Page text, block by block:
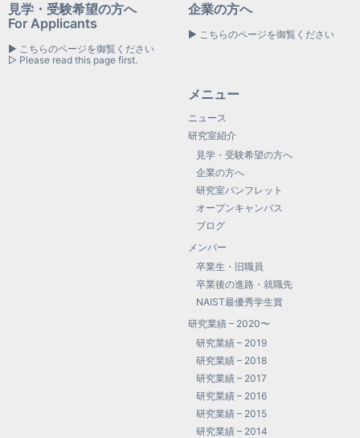
見学・受験希望の方へ
For Applicants
▶ こちらのページを御覧ください
▷ Please read this page first.
企業の方へ
▶ こちらのページを御覧ください
メニュー
ニュース
研究室紹介
見学・受験希望の方へ
企業の方へ
研究室パンフレット
オープンキャンパス
ブログ
メンバー
卒業生・旧職員
卒業後の進路・就職先
NAIST最優秀学生賞
研究業績 – 2020〜
研究業績 – 2019
研究業績 – 2018
研究業績 – 2017
研究業績 – 2016
研究業績 – 2015
研究業績 – 2014